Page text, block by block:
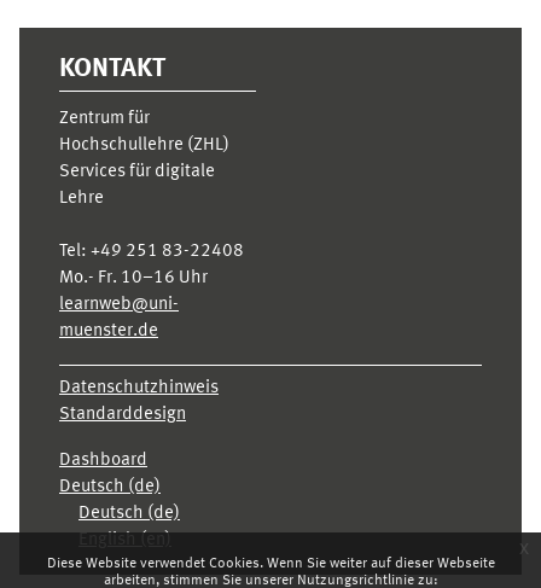
Diese Website verwendet Cookies. Wenn Sie weiter auf dieser Webseite
arbeiten, stimmen Sie unserer Nutzungsrichtlinie zu:
x
KONTAKT
Zentrum für
Hochschullehre (ZHL)
Services für digitale
Lehre
Tel: +49 251 83-22408
Mo.- Fr. 10–16 Uhr
learnweb@uni-
muenster.de
Datenschutzhinweis
Standarddesign
Dashboard
Deutsch ‎(de)‎
Deutsch ‎(de)‎